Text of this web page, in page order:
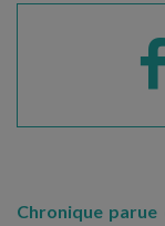
Chronique